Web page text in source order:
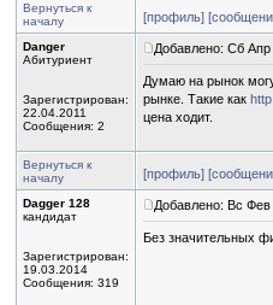
Вернуться к
началу
[профиль]
Danger
Абитуриент
Зарегистрирован:
22.04.2011
Сообщения: 2
Добавлено: Сб Апр
Думаю на рынок
рынке. Такие как
цена ходит.
Вернуться к
началу
[профиль]
Dagger 128
кандидат
Зарегистрирован:
19.03.2014
Сообщения: 319
Добавлено: Вс
Без значительных